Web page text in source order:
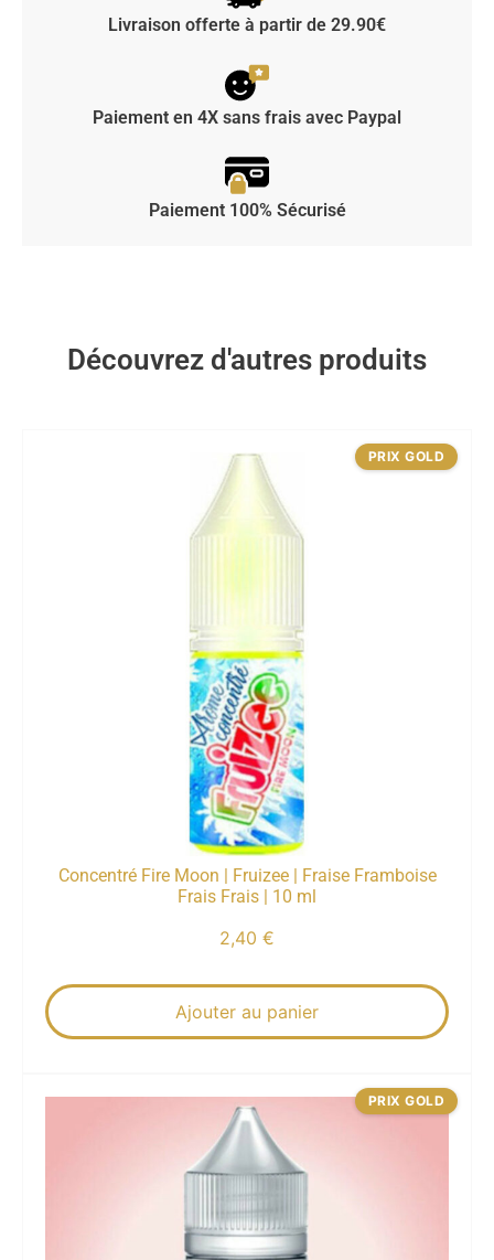
Livraison offerte à partir de 29.90€
Paiement en 4X sans frais avec Paypal
Paiement 100% Sécurisé
Découvrez d'autres produits
Concentré Fire Moon | Fruizee | Fraise Framboise
Frais Frais | 10 ml
2,40 €
Ajouter au panier
PRIX GOLD
PRIX GOLD